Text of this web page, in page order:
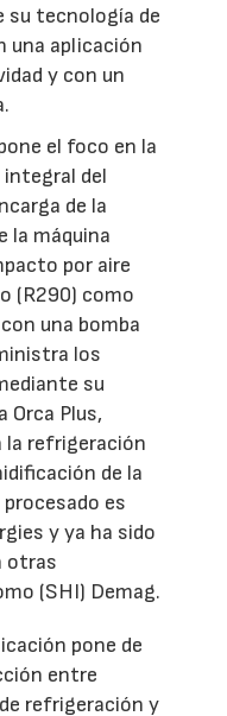
su tecnología de
una aplicación
y con un
el foco en la
del
de la
la máquina
por aire
(R290) como
una bomba
los
su
Orca Plus,
la refrigeración
de la
es
y ya ha sido
otras
(SHI) Demag.
pone de
entre
refrigeración y